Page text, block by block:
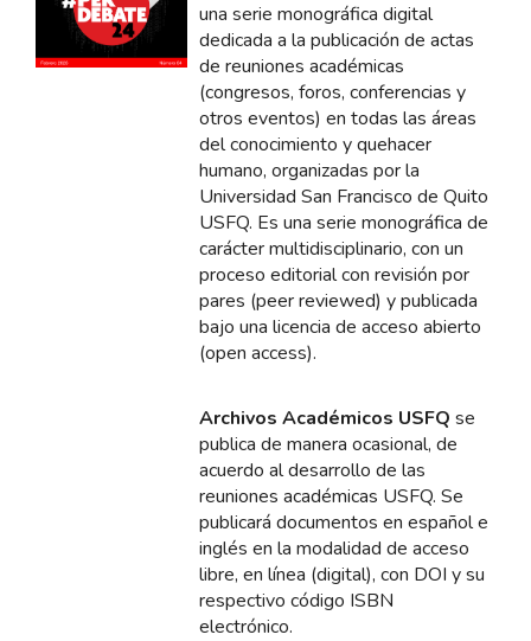
una serie monográfica digital
dedicada a la publicación de actas
de reuniones académicas
(congresos, foros, conferencias y
otros eventos) en todas las áreas
del conocimiento y quehacer
humano, organizadas por la
Universidad San Francisco de Quito
USFQ. Es una serie monográfica de
carácter multidisciplinario, con un
proceso editorial con revisión por
pares (peer reviewed) y publicada
bajo una licencia de acceso abierto
(open access).
Archivos Académicos USFQ se
publica de manera ocasional, de
acuerdo al desarrollo de las
reuniones académicas USFQ. Se
publicará documentos en español e
inglés en la modalidad de acceso
libre, en línea (digital), con DOI y su
respectivo código ISBN
electrónico.